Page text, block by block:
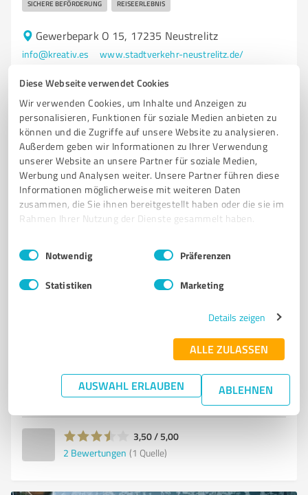
Diese Webseite verwendet Cookies
Wir verwenden Cookies, um Inhalte und Anzeigen zu
personalisieren, Funktionen für soziale Medien anbieten zu
können und die Zugriffe auf unsere Website zu analysieren.
Außerdem geben wir Informationen zu Ihrer Verwendung
unserer Website an unsere Partner für soziale Medien,
Werbung und Analysen weiter. Unsere Partner führen diese
Informationen möglicherweise mit weiteren Daten
zusammen, die Sie ihnen bereitgestellt haben oder die sie im
Rahmen Ihrer Nutzung der Dienste gesammelt haben.
Impressum Datenschutzbestimmungen
Einwilligungsauswahl
Notwendig Präferenzen
Statistiken Marketing
Details zeigen
ALLE ZULASSEN
AUSWAHL ERLAUBEN ABLEHNEN
SICHERE BEFÖRDERUNG REISEERLEBNIS
Gewerbepark O 15, 17235 Neustrelitz
info@kreativ.es www.stadtverkehr-neustrelitz.de/
3,80 / 5,00
9Bewertungen (1 Quelle)
5 Transport, Logistik & Spedition
Löwe Transport GmbH
Zuverlässige Lkw-Spedition für Lebensmittel- und
LKW-SPEDITION LEBENSMITTELTRANSPORTE WECHSELBRÜCKEN
INSTANDSETZUNGSWERKSTATT
Tel. 03981 24760
info@loewe-transport.de
www.loewe-transport.de/
3,50 / 5,00
2 Bewertungen (1 Quelle)